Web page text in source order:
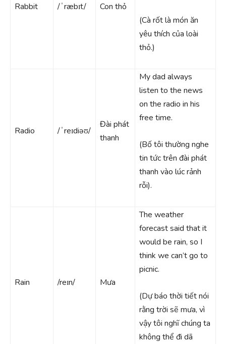
Rabbit /ˈræbɪt/ Con thỏ
(Cà rốt là món ăn
yêu thích của loài
thỏ.)
Radio /ˈreɪdiəʊ/
Đài phát
thanh
My dad always
listen to the news
on the radio in his
free time.
(Bố tôi thường nghe
tin tức trên đài phát
thanh vào lúc rảnh
rỗi).
Rain /reɪn/ Mưa
The weather
forecast said that it
would be rain, so I
think we can’t go to
picnic.
(Dự báo thời tiết nói
rằng trời sẽ mưa, vì
vậy tôi nghĩ chúng ta
không thể đi dã